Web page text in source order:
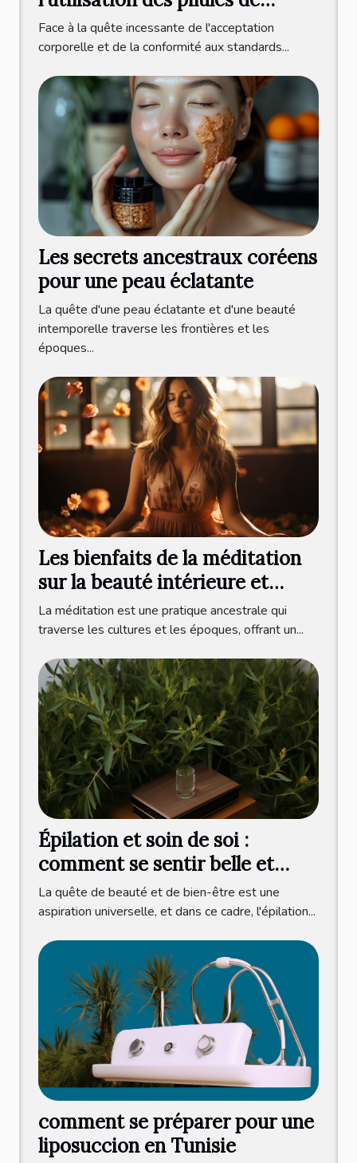
régime sur l'estime de soi
Face à la quête incessante de l'acceptation
corporelle et de la conformité aux standards...
Les secrets ancestraux coréens
pour une peau éclatante
La quête d'une peau éclatante et d'une beauté
intemporelle traverse les frontières et les
époques...
Les bienfaits de la méditation
sur la beauté intérieure et
extérieure
La méditation est une pratique ancestrale qui
traverse les cultures et les époques, offrant un...
Épilation et soin de soi :
comment se sentir belle et
détendue au quotidien
La quête de beauté et de bien-être est une
aspiration universelle, et dans ce cadre, l'épilation...
comment se préparer pour une
liposuccion en Tunisie